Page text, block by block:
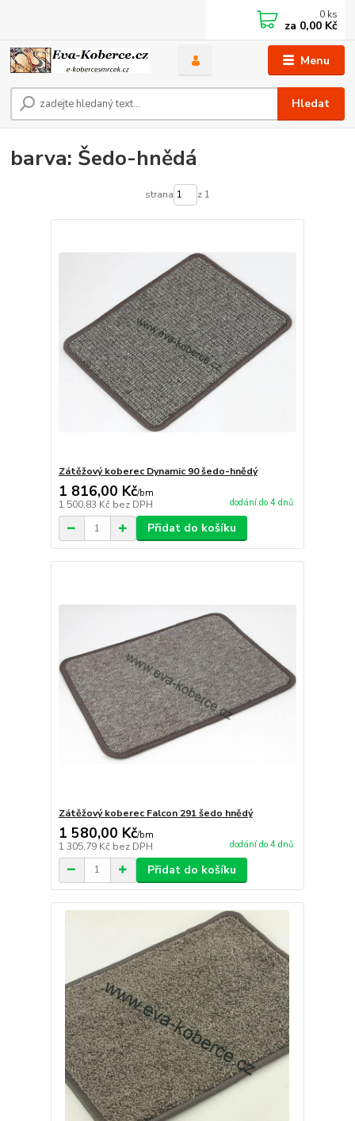
Menu
Hledat
0 ks
za 0,00 Kč
barva: Šedo-hnědá
strana z 1
Zátěžový koberec Dynamic 90 šedo-hnědý
1 816,00 Kč/bm
1 500,83 Kč bez DPH dodání do 4 dnů
Přidat do košíku
Zátěžový koberec Falcon 291 šedo hnědý
1 580,00 Kč/bm
1 305,79 Kč bez DPH dodání do 4 dnů
Přidat do košíku